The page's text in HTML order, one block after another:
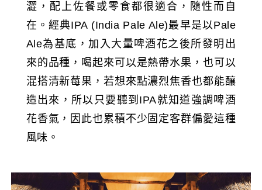
澀，配上佐餐或零食都很適合，隨性而自
在。經典IPA (India Pale Ale)最早是以Pale
Ale為基底，加入大量啤酒花之後所發明出
來的品種，喝起來可以是熱帶水果，也可以
混搭清新莓果，若想來點濃烈焦香也都能釀
造出來，所以只要聽到IPA就知道強調啤酒
花香氣，因此也累積不少固定客群偏愛這種
風味。